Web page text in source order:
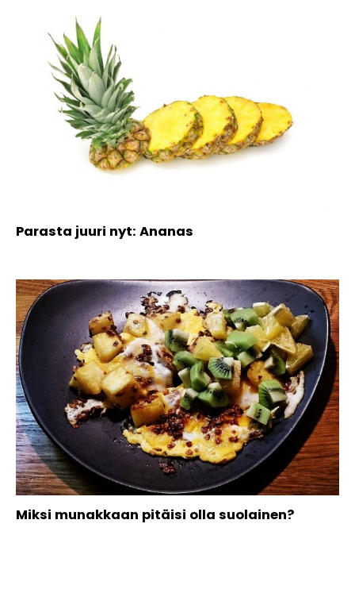
Parasta juuri nyt: Ananas
Miksi munakkaan pitäisi olla suolainen?